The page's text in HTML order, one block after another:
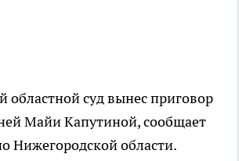
областной суд вынес приговор
Майи Капутиной, сообщает
Нижегородской области.